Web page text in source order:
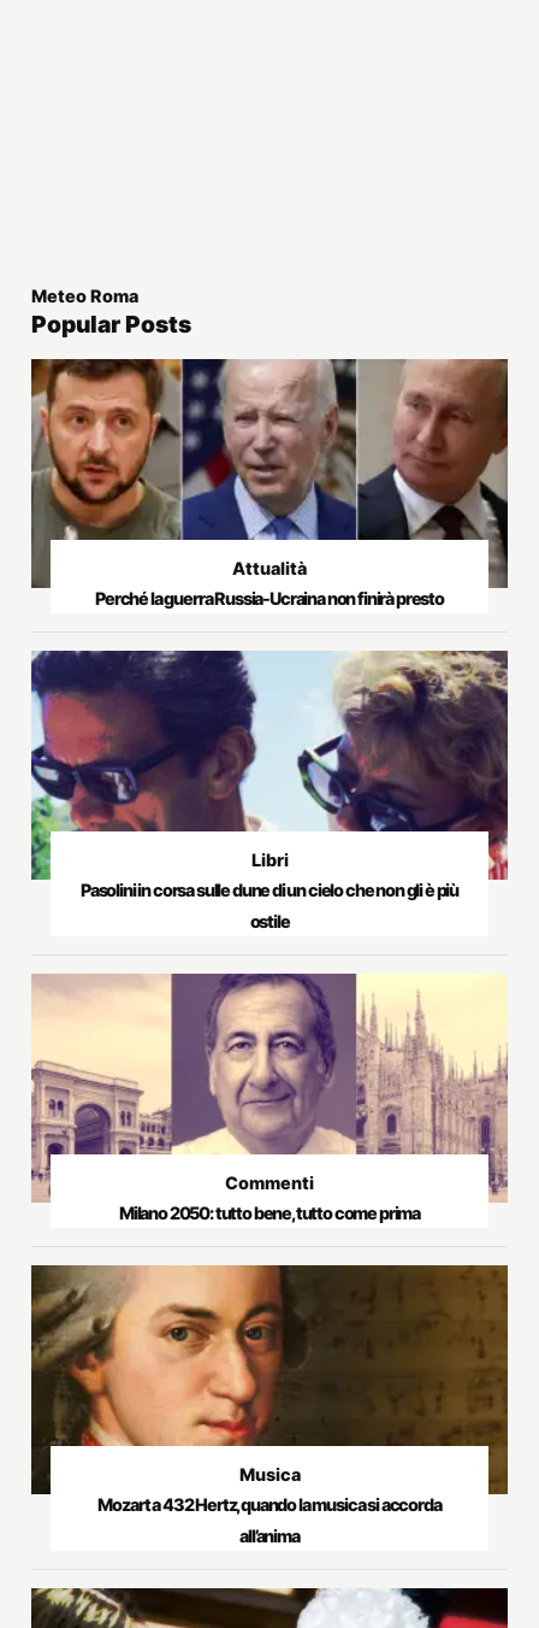
Meteo Roma
Popular Posts
Attualità
Perché la guerra Russia-Ucraina non finirà presto
Libri
Pasolini in corsa sulle dune di un cielo che non gli è più
ostile
Commenti
Milano 2050: tutto bene, tutto come prima
Musica
Mozart a 432 Hertz, quando la musica si accorda
all’anima